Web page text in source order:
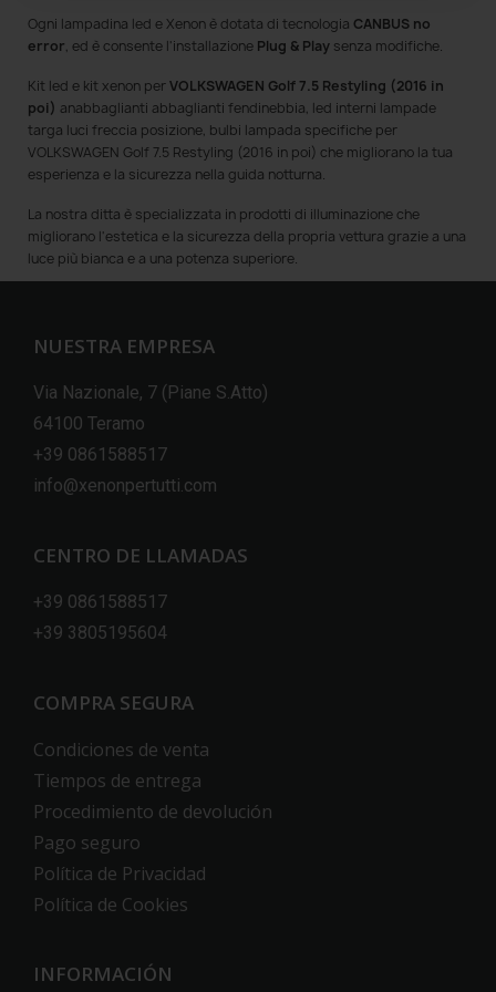
Ogni lampadina led e Xenon è dotata di tecnologia CANBUS no
error, ed è consente l'installazione Plug & Play senza modifiche.
Kit led e kit xenon perVOLKSWAGEN Golf 7.5 Restyling (2016 in
poi) anabbaglianti abbaglianti fendinebbia, led interni lampade
targa luci freccia posizione, bulbi lampada specifiche per
VOLKSWAGEN Golf 7.5 Restyling (2016 in poi) che migliorano la tua
esperienza e la sicurezza nella guida notturna.
La nostra ditta è specializzata in prodotti di illuminazione che
migliorano l'estetica e la sicurezza della propria vettura grazie a una
luce più bianca e a una potenza superiore.
NUESTRA EMPRESA
Via Nazionale, 7 (Piane S.Atto)
64100 Teramo
+39 0861588517
info@xenonpertutti.com
CENTRO DE LLAMADAS
+39 0861588517
+39 3805195604
COMPRA SEGURA
Condiciones de venta
Tiempos de entrega
Procedimiento de devolución
Pago seguro
Política de Privacidad
Política de Cookies
INFORMACIÓN